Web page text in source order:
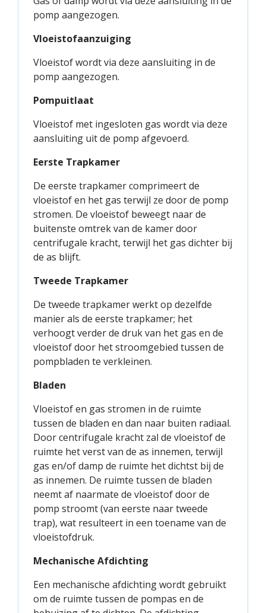
pomp aangezogen.
Vloeistofaanzuiging
Vloeistof wordt via deze aansluiting in de
pomp aangezogen.
Pompuitlaat
Vloeistof met ingesloten gas wordt via deze
aansluiting uit de pomp afgevoerd.
Eerste Trapkamer
De eerste trapkamer comprimeert de
vloeistof en het gas terwijl ze door de pomp
stromen. De vloeistof beweegt naar de
buitenste omtrek van de kamer door
centrifugale kracht, terwijl het gas dichter bij
de as blijft.
Tweede Trapkamer
De tweede trapkamer werkt op dezelfde
manier als de eerste trapkamer; het
verhoogt verder de druk van het gas en de
vloeistof door het stroomgebied tussen de
pompbladen te verkleinen.
Bladen
Vloeistof en gas stromen in de ruimte
tussen de bladen en dan naar buiten radiaal.
Door centrifugale kracht zal de vloeistof de
ruimte het verst van de as innemen, terwijl
gas en/of damp de ruimte het dichtst bij de
as innemen. De ruimte tussen de bladen
neemt af naarmate de vloeistof door de
pomp stroomt (van eerste naar tweede
trap), wat resulteert in een toename van de
vloeistofdruk.
Mechanische Afdichting
Een mechanische afdichting wordt gebruikt
om de ruimte tussen de pompas en de